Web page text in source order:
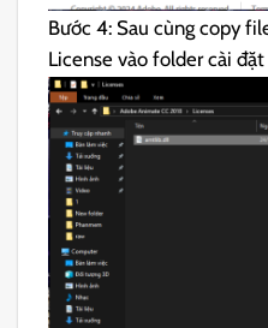
Bước 4: Sau cùng copy
License vào folder cài